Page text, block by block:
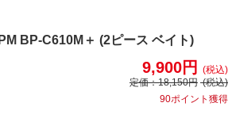
BP-C610M＋ (2ピース ベイト)
9,900円
(税込)
定価：18,150円 (税込)
90ポイント獲得